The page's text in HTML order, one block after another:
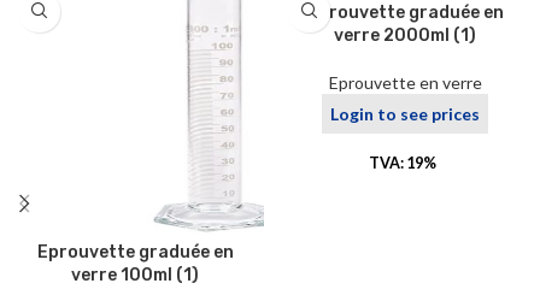
Eprouvette graduée en
verre 100ml (1)
Eprouvette graduée en
verre 2000ml (1)
Eprouvette en verre
Login to see prices
TVA: 19%